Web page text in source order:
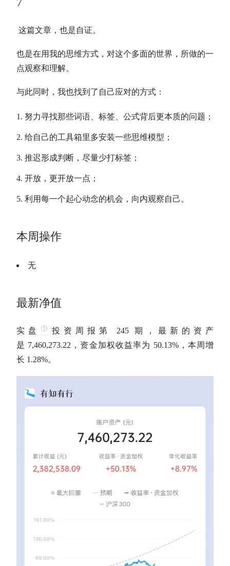
这篇文章，也是自证。
也是在用我的思维方式，对这个多面的世界，所做的一
点观察和理解。
与此同时，我也找到了自己应对的方式：
努力寻找那些词语、标签、公式背后更本质的问题；
给自己的工具箱里多安装一些思维模型；
推迟形成判断，尽量少打标签；
开放，更开放一点；
利用每一个起心动念的机会，向内观察自己。
本周操作
无
最新净值
实盘
投资周报第 245 期，最新的资产
是 7,460,273.22，资金加权收益率为 50.13%，本周增
长 1.28%。